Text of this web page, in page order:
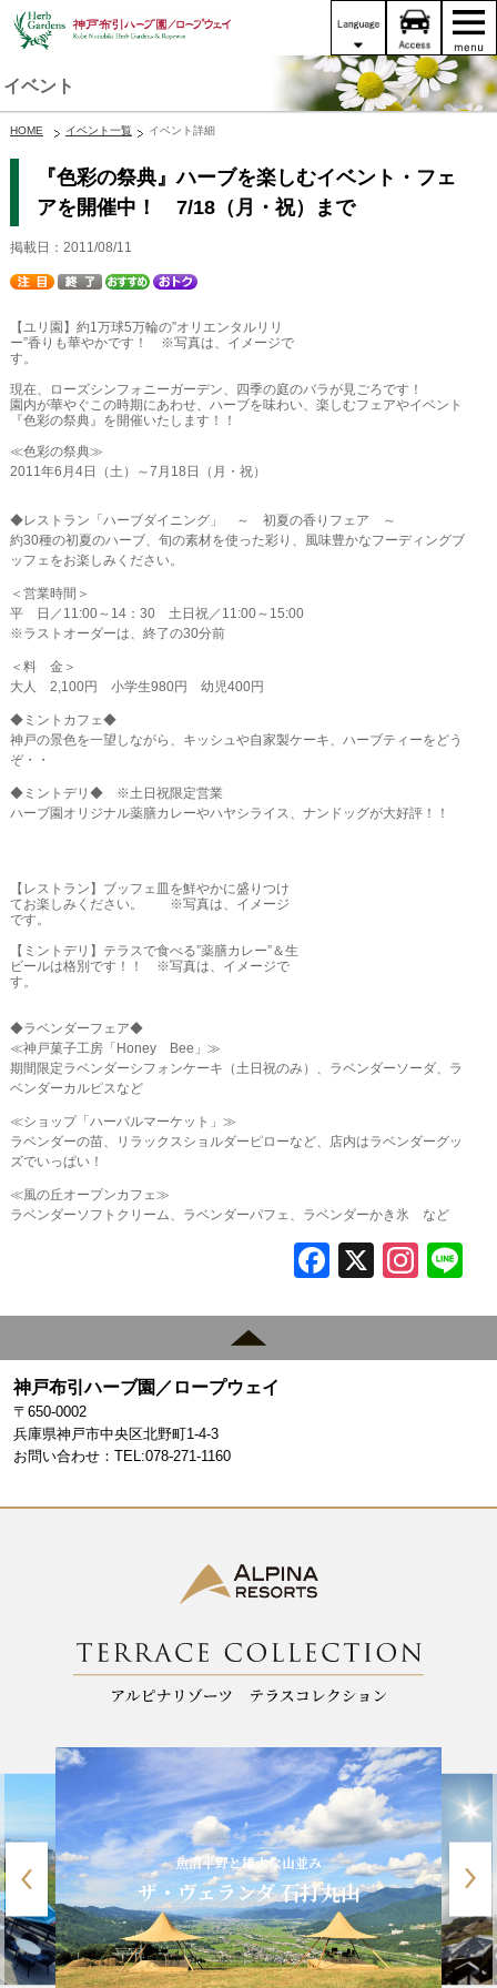
イベント
HOME イベント一覧 イベント詳細
『色彩の祭典』ハーブを楽しむイベント・フェ
アを開催中！ 7/18（月・祝）まで
掲載日：2011/08/11
【ユリ園】約1万球5万輪の”オリエンタルリリ
ー”香りも華やかです！ ※写真は、イメージで
す。
現在、ローズシンフォニーガーデン、四季の庭のバラが見ごろです！
園内が華やぐこの時期にあわせ、ハーブを味わい、楽しむフェアやイベント
『色彩の祭典』を開催いたします！！
≪色彩の祭典≫
2011年6月4日（土）～7月18日（月・祝）
◆レストラン「ハーブダイニング」 ～ 初夏の香りフェア ～
約30種の初夏のハーブ、旬の素材を使った彩り、風味豊かなフーディングブ
ッフェをお楽しみください。
＜営業時間＞
平 日／11:00～14：30 土日祝／11:00～15:00
※ラストオーダーは、終了の30分前
＜料 金＞
大人 2,100円 小学生980円 幼児400円
◆ミントカフェ◆
神戸の景色を一望しながら、キッシュや自家製ケーキ、ハーブティーをどう
ぞ・・
◆ミントデリ◆ ※土日祝限定営業
ハーブ園オリジナル薬膳カレーやハヤシライス、ナンドッグが大好評！！
【レストラン】ブッフェ皿を鮮やかに盛りつけ
てお楽しみください。 ※写真は、イメージ
です。
【ミントデリ】テラスで食べる”薬膳カレー”＆生
ビールは格別です！！ ※写真は、イメージで
す。
◆ラベンダーフェア◆
≪神戸菓子工房「Honey Bee」≫
期間限定ラベンダーシフォンケーキ（土日祝のみ）、ラベンダーソーダ、ラ
ベンダーカルピスなど
≪ショップ「ハーバルマーケット」≫
ラベンダーの苗、リラックスショルダーピローなど、店内はラベンダーグッ
ズでいっぱい！
≪風の丘オープンカフェ≫
ラベンダーソフトクリーム、ラベンダーパフェ、ラベンダーかき氷 など
F
e
k
X In
gr
神戸布引ハーブ園／ロープウェイ
〒650-0002
兵庫県神戸市中央区北野町1-4-3
お問い合わせ：TEL:078-271-1160
魚沼平野と雄大な山並み
ザ・ヴェランダ 石打丸山